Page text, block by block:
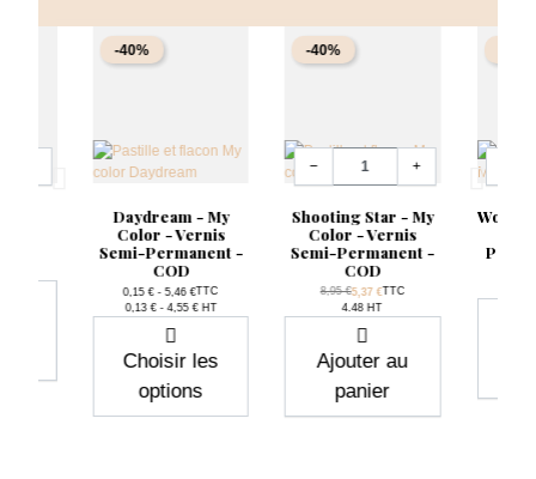
Daydream - My
Color - Vernis
Semi-Permanent -
COD
Prix
0,15 € - 5,46 €TTC
0,13 € - 4,55 € HT
Choisir les
options
-40%
Shooting Star - My
Color - Vernis
Semi-Permanent -
COD
Prix de base
8,95 €
Prix
5,37 €TTC
4.48 HT
Quantité
− +
Ajouter au
panier
-40%